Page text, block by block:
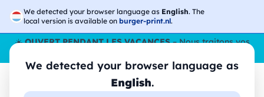
We detected your browser language as English. The
local version is available on burger-print.nl.
We detected your browser language as
English.
☀️OUVERT PENDANT LES VACANCES– Nous traitons vos